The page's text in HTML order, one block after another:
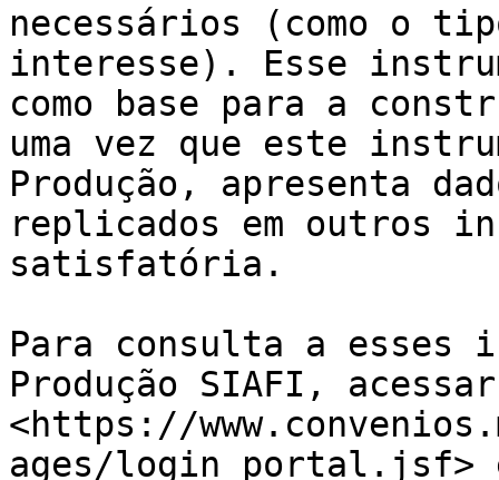
necessários (como o
interesse). Esse
como base para a
uma vez que este
Produção, apresenta
replicados em outros
satisfatória.
Para consulta a esses
Produção SIAFI,
<https://
ages/login_portal.jsf>